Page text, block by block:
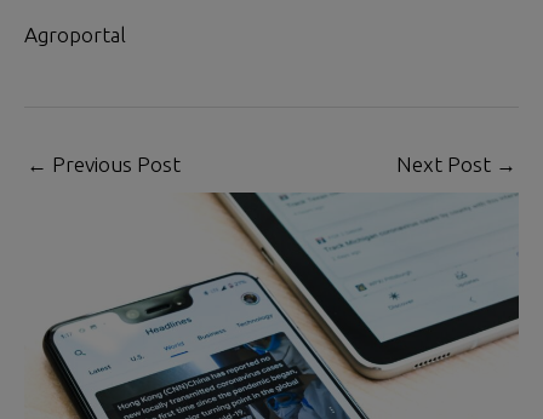
Agroportal
← Previous Post Next Post →